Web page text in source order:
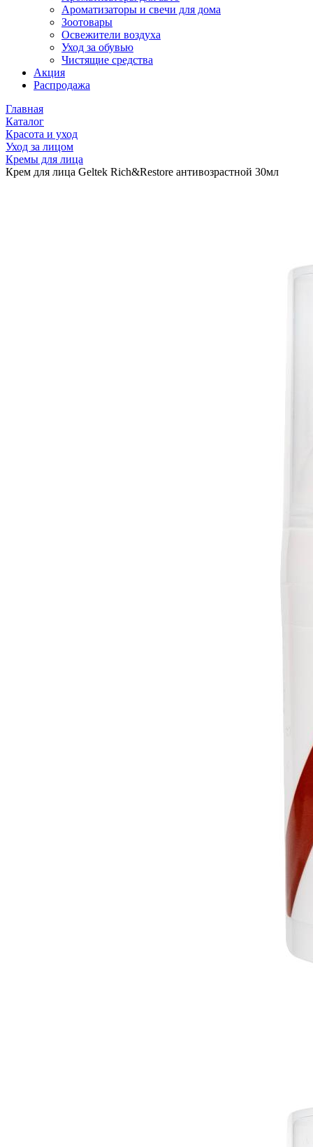
Ароматизаторы и свечи для дома
Зоотовары
Освежители воздуха
Уход за обувью
Чистящие средства
Акция
Распродажа
Главная
Каталог
Красота и уход
Уход за лицом
Кремы для лица
Крем для лица Geltek Rich&Restore антивозрастной 30мл